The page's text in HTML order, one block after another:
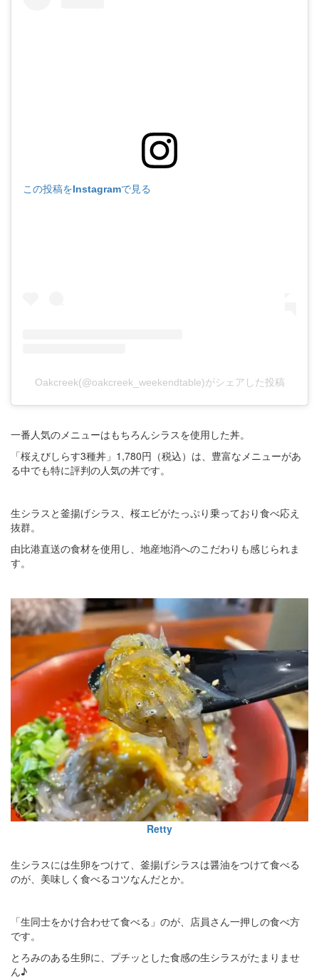
この投稿をInstagramで見る
Oakcreek(@oakcreek_weekendtable)がシェアした投稿
一番人気のメニューはもちろんシラスを使用した丼。
「桜えびしらす3種丼」1,780円（税込）は、豊富なメニューがあ
る中でも特に評判の人気の丼です。
生シラスと釜揚げシラス、桜エビがたっぷり乗っており食べ応え
抜群。
由比港直送の食材を使用し、地産地消へのこだわりも感じられま
す。
Retty
生シラスには生卵をつけて、釜揚げシラスは醤油をつけて食べる
のが、美味しく食べるコツなんだとか。
「生同士をかけ合わせて食べる」のが、店員さん一押しの食べ方
です。
とろみのある生卵に、プチッとした食感の生シラスがたまりませ
ん♪